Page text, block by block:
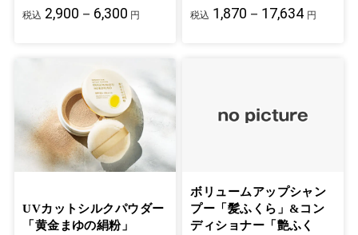
税込 2,900－6,300 円 税込 1,870－17,634 円
UVカットシルクパウダー
「黄金まゆの絹粉」
ボリュームアップシャン
プー「髪ふくら」&コン
ディショナー「艶ふく